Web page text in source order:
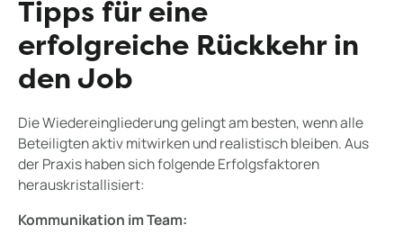
Tipps für eine
erfolgreiche Rückkehr in
den Job
Die Wiedereingliederung gelingt am besten, wenn alle
Beteiligten aktiv mitwirken und realistisch bleiben. Aus
der Praxis haben sich folgende Erfolgsfaktoren
herauskristallisiert:
Kommunikation im Team: